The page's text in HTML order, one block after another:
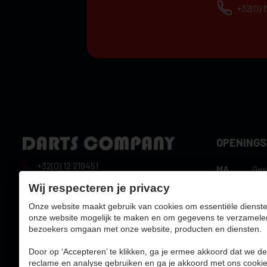
+32(0)
+32(0) 12 219451
info@dartscompany.be
btw: BE0788517750
MA
WO
uur
Wij respecteren je privacy
Onze website maakt gebruik van cookies om essentiële
onze website mogelijk te maken en om gegevens te
bezoekers omgaan met onze website, producten en diensten.
Door op ‘Accepteren’ te klikken, ga je ermee akkoord dat we
reclame en analyse gebruiken en ga je akkoord met ons